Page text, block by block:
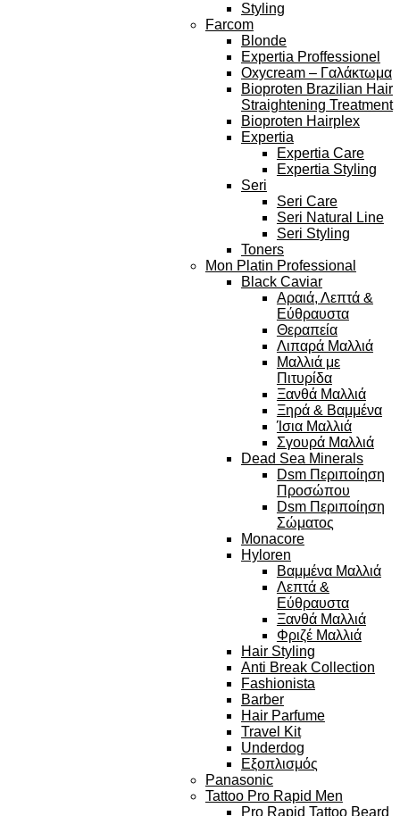
Styling
Farcom
Blonde
Expertia Proffessionel
Oxycream – Γαλάκτωμα
Bioproten Brazilian Hair
Straightening Treatment
Bioproten Hairplex
Expertia
Expertia Care
Expertia Styling
Seri
Seri Care
Seri Natural Line
Seri Styling
Toners
Mon Platin Professional
Black Caviar
Αραιά, Λεπτά &
Εύθραυστα
Θεραπεία
Λιπαρά Μαλλιά
Μαλλιά με
Πιτυρίδα
Ξανθά Μαλλιά
Ξηρά & Βαμμένα
Ίσια Μαλλιά
Σγουρά Μαλλιά
Dead Sea Minerals
Dsm Περιποίηση
Προσώπου
Dsm Περιποίηση
Σώματος
Monacore
Hyloren
Βαμμένα Μαλλιά
Λεπτά &
Εύθραυστα
Ξανθά Μαλλιά
Φριζέ Μαλλιά
Hair Styling
Anti Break Collection
Fashionista
Barber
Hair Parfume
Travel Kit
Underdog
Εξοπλισμός
Panasonic
Tattoo Pro Rapid Men
Pro Rapid Tattoo Beard